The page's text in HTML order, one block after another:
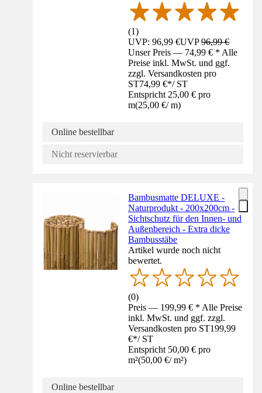
(1)
UVP: 96,99 €UVP96,99 €
Unser Preis — 74,99 € * Alle
Preise inkl. MwSt. und ggf.
zzgl. Versandkosten pro
ST74,99 €*/ ST
Entspricht 25,00 € pro
m(25,00 €/ m)
Online bestellbar
Nicht reservierbar
Bambusmatte DELUXE -
Naturprodukt - 200x200cm -
Sichtschutz für den Innen- und
Außenbereich - Extra dicke
Bambusstäbe
Artikel wurde noch nicht
bewertet.
(0)
Preis — 199,99 € * Alle Preise
inkl. MwSt. und ggf. zzgl.
Versandkosten pro ST199,99
€*/ ST
Entspricht 50,00 € pro
m²(50,00 €/ m²)
Online bestellbar